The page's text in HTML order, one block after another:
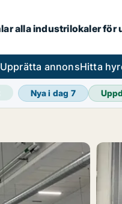
alla industrilokaler för
Upprätta annonsHitta
Nya i dag 7